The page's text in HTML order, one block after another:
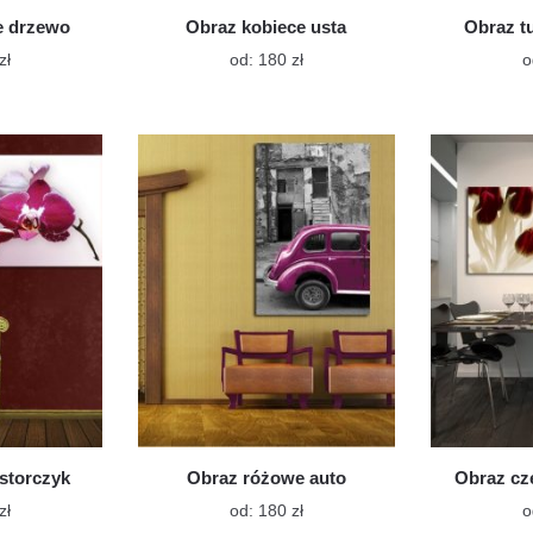
drzewo
złTen
wiele
wariantów.
Opcje
można
wybrać
na
produktu
Obraz kobiece usta
od: 180 złTen
wiele
wariantów.
Opcje
można
wybrać
na
stronie
produktu
Obraz
złTen
Obraz różowe auto
od: 180 złTen
Obraz